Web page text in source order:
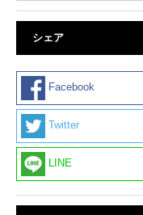
シェア
Facebook
Twitter
LINE